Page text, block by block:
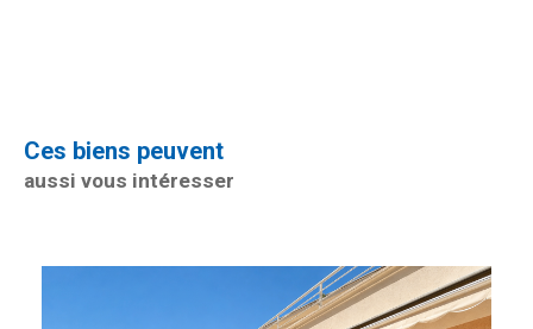
Ces biens peuvent
aussi vous intéresser